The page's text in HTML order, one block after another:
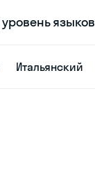
языков
Итальянский